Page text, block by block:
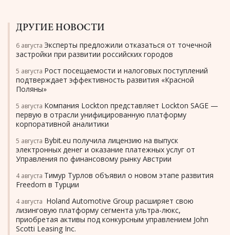
ДРУГИЕ НОВОСТИ
6 августа Эксперты предложили отказаться от точечной
застройки при развитии российских городов
5 августа Рост посещаемости и налоговых поступлений
подтверждает эффективность развития «Красной
Поляны»
5 августа Компания Lockton представляет Lockton SAGE —
первую в отрасли унифицированную платформу
корпоративной аналитики
5 августа Bybit.eu получила лицензию на выпуск
электронных денег и оказание платежных услуг от
Управления по финансовому рынку Австрии
4 августа Тимур Турлов объявил о новом этапе развития
Freedom в Турции
4 августа Holand Automotive Group расширяет свою
лизинговую платформу сегмента ультра-люкс,
приобретая активы под конкурсным управлением John
Scotti Leasing Inc.